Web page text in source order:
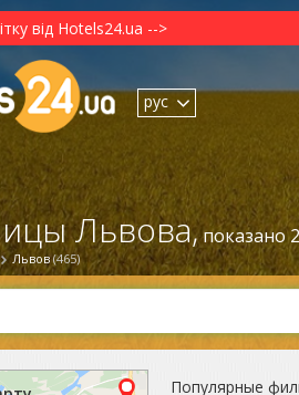
від Hotels24.ua -->
рус
Львов (465)
Львова,показано
Популярные